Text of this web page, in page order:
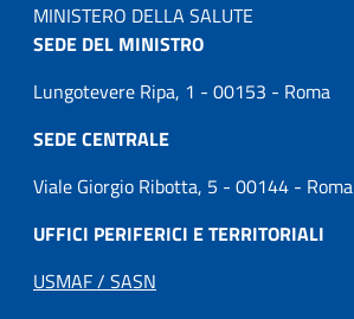
MINISTERO DELLA SALUTE
SEDE DEL MINISTRO
Lungotevere Ripa, 1 - 00153 - Roma
SEDE CENTRALE
Viale Giorgio Ribotta, 5 - 00144 - Roma
UFFICI PERIFERICI E TERRITORIALI
USMAF / SASN